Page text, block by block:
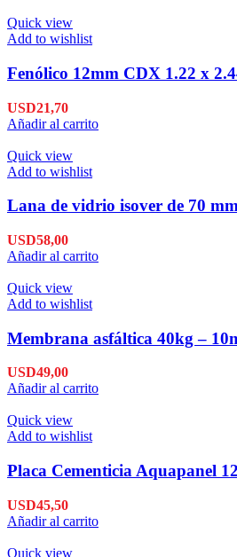
Quick view
Add to wishlist
Fenólico 12mm CDX 1.22 x
USD21,70
Añadir al carrito
Quick view
Add to wishlist
Lana de vidrio isover de 70
USD58,00
Añadir al carrito
Quick view
Add to wishlist
Membrana asfáltica 40kg –
USD49,00
Añadir al carrito
Quick view
Add to wishlist
Placa Cementicia Aquapanel
USD45,50
Añadir al carrito
Quick view